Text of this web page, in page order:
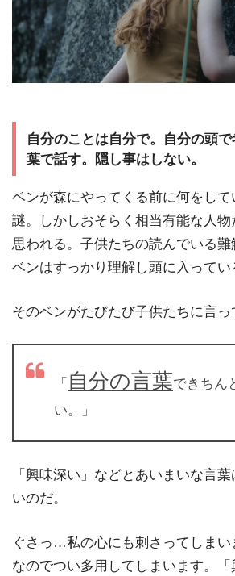
自分のことは自分で。自分の頭
葉で話す。隠し事はしない。
ベンが森にやってくる前に何をし
謎。しかしおそらく相当有能な人物
思われる。子供たちの読んでいる難
ベンはすっかり理解し頭に入ってい
そのベンがたびたび子供たちに言っ
「 自分の言葉できちん
い。」
「興味深い」などとあいまいな言
いのだ。
ぐさっ…私の心にも刺さってしま
なのでつい多用してしまいます。